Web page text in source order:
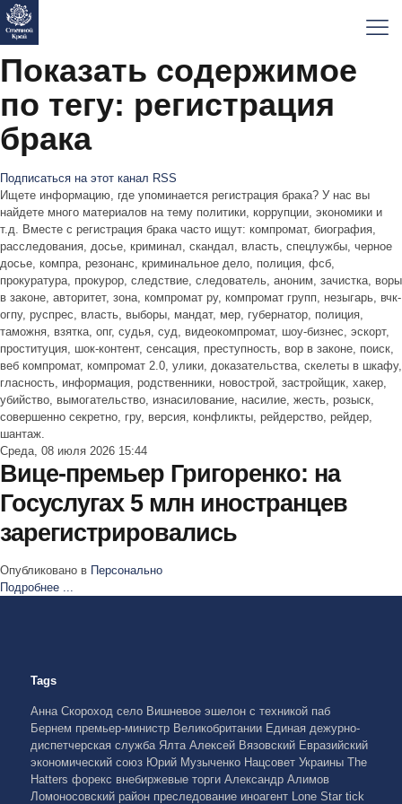
Показать содержимое
по тегу: регистрация
брака
Подписаться на этот канал RSS
Ищете информацию, где упоминается регистрация брака? У нас вы
найдете много материалов на тему политики, коррупции, экономики и
т.д. Вместе с регистрация брака часто ищут: компромат, биография,
расследования, досье, криминал, скандал, власть, спецлужбы, черное
досье, компра, резонанс, криминальное дело, полиция, фсб,
прокуратура, прокурор, следствие, следователь, аноним, зачистка, воры
в законе, авторитет, зона, компромат ру, компромат групп, незыгарь, вчк-
огпу, руспрес, власть, выборы, мандат, мер, губернатор, полиция,
таможня, взятка, опг, судья, суд, видеокомпромат, шоу-бизнес, эскорт,
проституция, шок-контент, сенсация, преступность, вор в законе, поиск,
веб компромат, компромат 2.0, улики, доказательства, скелеты в шкафу,
гласность, информация, родственники, новострой, застройщик, хакер,
убийство, вымогательство, изнасилование, насилие, жесть, розыск,
совершенно секретно, гру, версия, конфликты, рейдерство, рейдер,
шантаж.
Среда, 08 июля 2026 15:44
Вице-премьер Григоренко: на
Госуслугах 5 млн иностранцев
зарегистрировались
Опубликовано в Персонально
Подробнее ...
Tags
Анна Скороход село Вишневое эшелон с техникой паб
Бернем премьер-министр Великобритании Единая дежурно-
диспетчерская служба Ялта Алексей Вязовский Евразийский
экономический союз Юрий Музыченко Нацсовет Украины The
Hatters форекс внебиржевые торги Александр Алимов
Ломоносовский район преследование иноагент Lone Star tick